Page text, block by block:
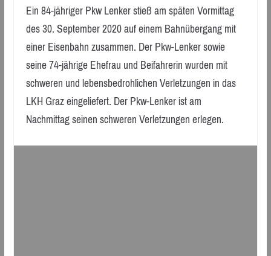
Ein 84-jähriger Pkw Lenker stieß am späten Vormittag
des 30. September 2020 auf einem Bahnübergang mit
einer Eisenbahn zusammen. Der Pkw-Lenker sowie
seine 74-jährige Ehefrau und Beifahrerin wurden mit
schweren und lebensbedrohlichen Verletzungen in das
LKH Graz eingeliefert. Der Pkw-Lenker ist am
Nachmittag seinen schweren Verletzungen erlegen.